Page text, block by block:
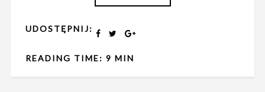
UDOSTĘPNIJ:
READING TIME: 9 MIN